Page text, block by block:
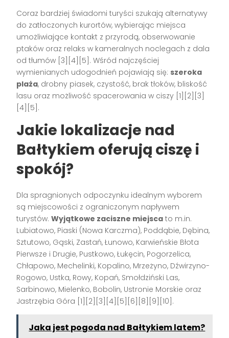
Coraz bardziej świadomi turyści szukają alternatywy
do zatłoczonych kurortów, wybierając miejsca
umożliwiające kontakt z przyrodą, obserwowanie
ptaków oraz relaks w kameralnych noclegach z dala
od tłumów [3][4][5]. Wśród najczęściej
wymienianych udogodnień pojawiają się: szeroka
plaża, drobny piasek, czystość, brak tłoków, bliskość
lasu oraz możliwość spacerowania w ciszy [1][2][3]
[4][5].
Jakie lokalizacje nad
Bałtykiem oferują ciszę i
spokój?
Dla spragnionych odpoczynku idealnym wyborem
są miejscowości z ograniczonym napływem
turystów.Wyjątkowe zaciszne miejsca to m.in.
Lubiatowo, Piaski (Nowa Karczma), Poddąbie, Dębina,
Sztutowo, Gąski, Zastań, Łunowo, Karwieńskie Błota
Pierwsze i Drugie, Pustkowo, Łukęcin, Pogorzelica,
Chłapowo, Mechelinki, Kopalino, Mrzeżyno, Dźwirzyno-
Rogowo, Ustka, Rowy, Kopań, Smołdziński Las,
Sarbinowo, Mielenko, Bobolin, Ustronie Morskie oraz
Jastrzębia Góra [1][2][3][4][5][6][8][9][10].
Jaka jest pogoda nad Bałtykiem latem?